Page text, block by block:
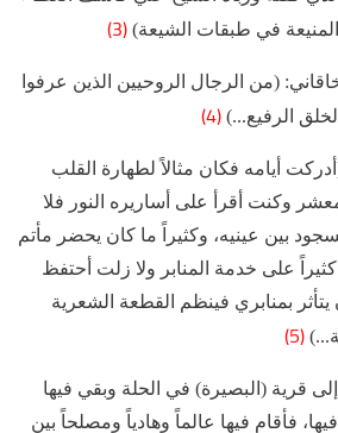
في طبقات الشيعة) (3)
(من الرجال الروحيين الذين عرفوا
الرفيع...) (4)
أيامه فكان مثالاً لطهارة القلب
وكنت أقرأ على أساريره النور فلا
بين عينيه، وكثيراً ما كان يحضر مأتم
على خدمة المنابر ولا زلت أحتفظ
بمنابري فينظم القطعة الشعرية
(5)
قرية (البصيرة) في الحلة وبقي فيها
فأقام فيها عالماً وهادياً ومصلحاً بين